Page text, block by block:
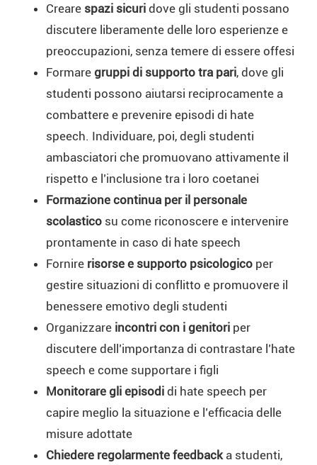
Creare spazi sicuri dove gli studenti possano
discutere liberamente delle loro esperienze e
preoccupazioni, senza temere di essere offesi
Formare gruppi di supporto tra pari, dove gli
studenti possono aiutarsi reciprocamente a
combattere e prevenire episodi di hate
speech. Individuare, poi, degli studenti
ambasciatori che promuovano attivamente il
rispetto e l’inclusione tra i loro coetanei
Formazione continua per il personale
scolastico su come riconoscere e intervenire
prontamente in caso di hate speech
Fornire risorse e supporto psicologico per
gestire situazioni di conflitto e promuovere il
benessere emotivo degli studenti
Organizzare incontri con i genitori per
discutere dell’importanza di contrastare l’hate
speech e come supportare i figli
Monitorare gli episodi di hate speech per
capire meglio la situazione e l’efficacia delle
misure adottate
Chiedere regolarmente feedback a studenti,